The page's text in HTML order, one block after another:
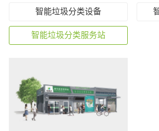
智能垃圾分类设备
智能垃圾分类服务站